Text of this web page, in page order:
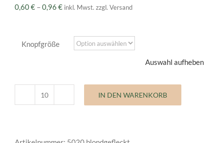
0,60€ – 0,96 €Preisspanne:
0,96 €
inkl. Mwst. zzgl. Versand
Knopfgröße
Auswahl aufheben
Lederhosenknopf
IN DEN WARENKORB